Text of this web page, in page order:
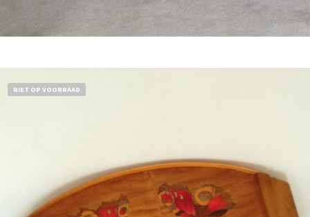
NIET OP VOORRAAD